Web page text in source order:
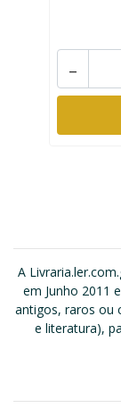
-
A
em Junho 2011
antigos, raros ou
e literatura),